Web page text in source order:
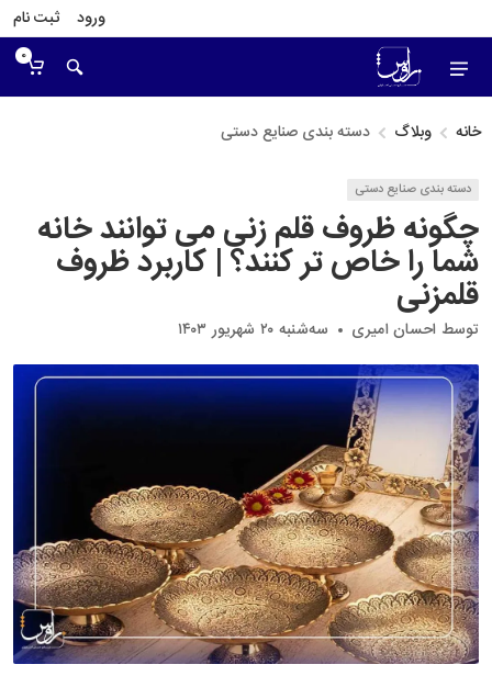
ورود ثبت نام
0
خانه وبلاگ دسته بندی صنایع دستی
دسته بندی صنایع دستی
چگونه ظروف قلم زنی می توانند خانه
شما را خاص تر کنند؟ | کاربرد ظروف
قلمزنی
توسط احسان امیری سه‌شنبه ۲۰ شهریور ۱۴۰۳